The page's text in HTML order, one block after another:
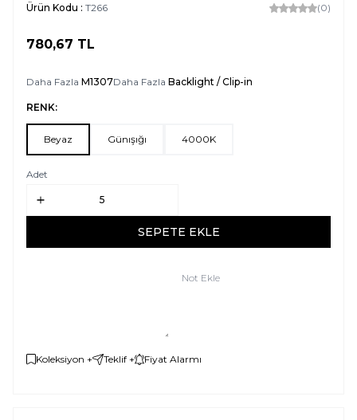
Ürün Kodu : T266 (0)
780,67 TL
Daha Fazla M1307Daha Fazla Backlight / Clip-in
RENK:
Beyaz Günışığı 4000K
Adet
SEPETE EKLE
Not Ekle
Koleksiyon + Teklif + Fiyat Alarmı